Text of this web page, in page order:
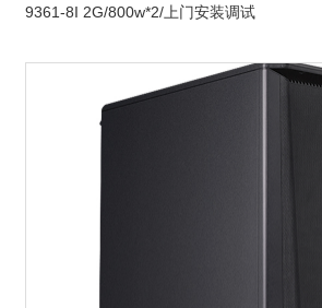
9361-8I 2G/800w*2/上门安装调试